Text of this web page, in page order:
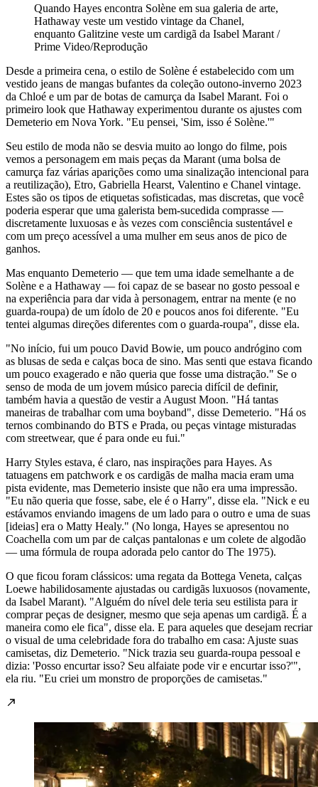
Quando Hayes encontra Solène em sua galeria de arte,
Hathaway veste um vestido vintage da Chanel,
enquanto Galitzine veste um cardigã da Isabel Marant /
Prime Video/Reprodução
Desde a primeira cena, o estilo de Solène é estabelecido com um
vestido jeans de mangas bufantes da coleção outono-inverno 2023
da Chloé e um par de botas de camurça da Isabel Marant. Foi o
primeiro look que Hathaway experimentou durante os ajustes com
Demeterio em Nova York. "Eu pensei, 'Sim, isso é Solène.'"
Seu estilo de moda não se desvia muito ao longo do filme, pois
vemos a personagem em mais peças da Marant (uma bolsa de
camurça faz várias aparições como uma sinalização intencional para
a reutilização), Etro, Gabriella Hearst, Valentino e Chanel vintage.
Estes são os tipos de etiquetas sofisticadas, mas discretas, que você
poderia esperar que uma galerista bem-sucedida comprasse —
discretamente luxuosas e às vezes com consciência sustentável e
com um preço acessível a uma mulher em seus anos de pico de
ganhos.
Mas enquanto Demeterio — que tem uma idade semelhante a de
Solène e a Hathaway — foi capaz de se basear no gosto pessoal e
na experiência para dar vida à personagem, entrar na mente (e no
guarda-roupa) de um ídolo de 20 e poucos anos foi diferente. "Eu
tentei algumas direções diferentes com o guarda-roupa", disse ela.
"No início, fui um pouco David Bowie, um pouco andrógino com
as blusas de seda e calças boca de sino. Mas senti que estava ficando
um pouco exagerado e não queria que fosse uma distração." Se o
senso de moda de um jovem músico parecia difícil de definir,
também havia a questão de vestir a August Moon. "Há tantas
maneiras de trabalhar com uma boyband", disse Demeterio. "Há os
ternos combinando do BTS e Prada, ou peças vintage misturadas
com streetwear, que é para onde eu fui."
Harry Styles estava, é claro, nas inspirações para Hayes. As
tatuagens em patchwork e os cardigãs de malha macia eram uma
pista evidente, mas Demeterio insiste que não era uma impressão.
"Eu não queria que fosse, sabe, ele é o Harry", disse ela. "Nick e eu
estávamos enviando imagens de um lado para o outro e uma de suas
[ideias] era o Matty Healy." (No longa, Hayes se apresentou no
Coachella com um par de calças pantalonas e um colete de algodão
— uma fórmula de roupa adorada pelo cantor do The 1975).
O que ficou foram clássicos: uma regata da Bottega Veneta, calças
Loewe habilidosamente ajustadas ou cardigãs luxuosos (novamente,
da Isabel Marant). "Alguém do nível dele teria seu estilista para ir
comprar peças de designer, mesmo que seja apenas um cardigã. É a
maneira como ele fica", disse ela. E para aqueles que desejam recriar
o visual de uma celebridade fora do trabalho em casa: Ajuste suas
camisetas, diz Demeterio. "Nick trazia seu guarda-roupa pessoal e
dizia: 'Posso encurtar isso? Seu alfaiate pode vir e encurtar isso?'",
ela riu. "Eu criei um monstro de proporções de camisetas."